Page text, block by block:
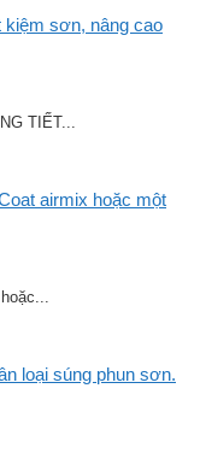
kiệm sơn, nâng cao
TIẾT...
airmix hoặc một
loại súng phun sơn.